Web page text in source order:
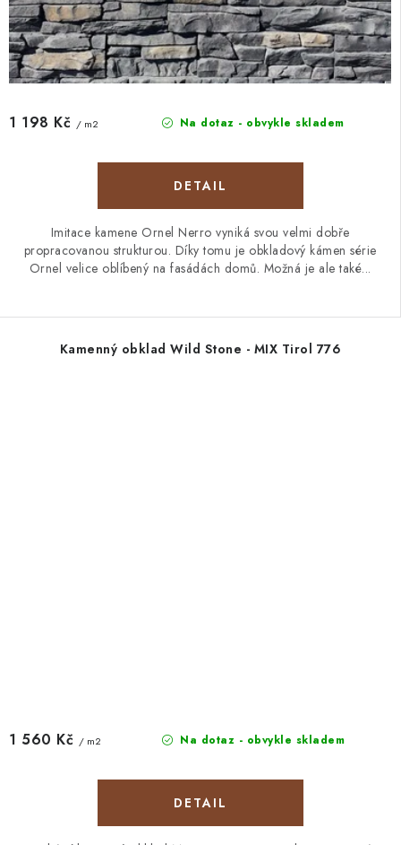
Na dotaz - obvykle skladem
1 198 Kč / m2
Imitace kamene Ornel Nerro vyniká svou velmi dobře
propracovanou strukturou. Díky tomu je obkladový kámen série
Ornel velice oblíbený na fasádách domů. Možná je ale také...
Kamenný obklad Wild Stone - MIX Tirol 776
Na dotaz - obvykle skladem
1 560 Kč / m2